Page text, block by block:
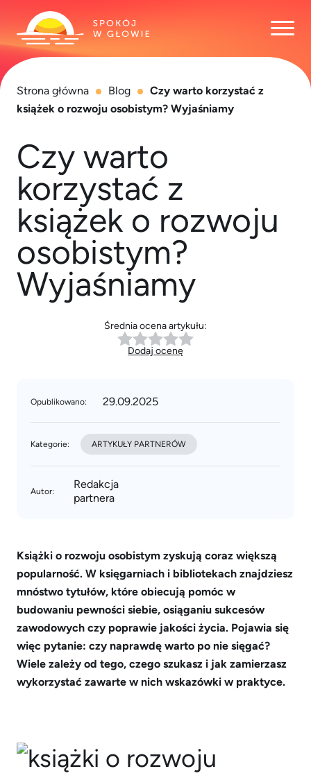
Strona główna Blog
Czy warto korzystać z
książek o rozwoju osobistym? Wyjaśniamy
Czy warto
korzystać z
książek o rozwoju
osobistym?
Wyjaśniamy
Średnia ocena artykułu:
Dodaj ocenę
Autor:
Redakcja
partnera
Opublikowano: 29.09.2025
Kategorie: ARTYKUŁY PARTNERÓW
Książki o rozwoju osobistym zyskują coraz większą
popularność. W księgarniach i bibliotekach znajdziesz
mnóstwo tytułów, które obiecują pomóc w
budowaniu pewności siebie, osiąganiu sukcesów
zawodowych czy poprawie jakości życia. Pojawia się
więc pytanie: czy naprawdę warto po nie sięgać?
Wiele zależy od tego, czego szukasz i jak zamierzasz
wykorzystać zawarte w nich wskazówki w praktyce.